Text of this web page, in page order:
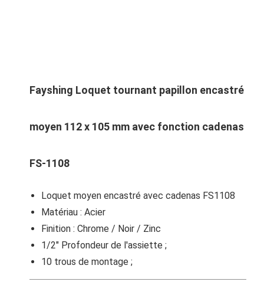
Fayshing Loquet tournant papillon encastré
moyen 112 x 105 mm avec fonction cadenas
FS-1108
Loquet moyen encastré avec cadenas FS1108
Matériau : Acier
Finition : Chrome / Noir / Zinc
1/2″ Profondeur de l'assiette ;
10 trous de montage ;